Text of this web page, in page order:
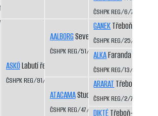
nad Nežárkou CS
86
ASKÖLabutí řeka CS
ČSHPK REG/91/84
AALBORGSeverní vítr CS
ČSHPK REG/51/83
ATACAMAStudená Javořice
ČSHPK REG/47/83
ČSHPK REG/6/77
GANEKTřeboň-
ČSHPK REG/25/82
ALKAFaranda CS
ČSHPK REG/13/81
ARARAT Třeboň-
ČSHPK REG/2/77
DIKTÉTřeboň-